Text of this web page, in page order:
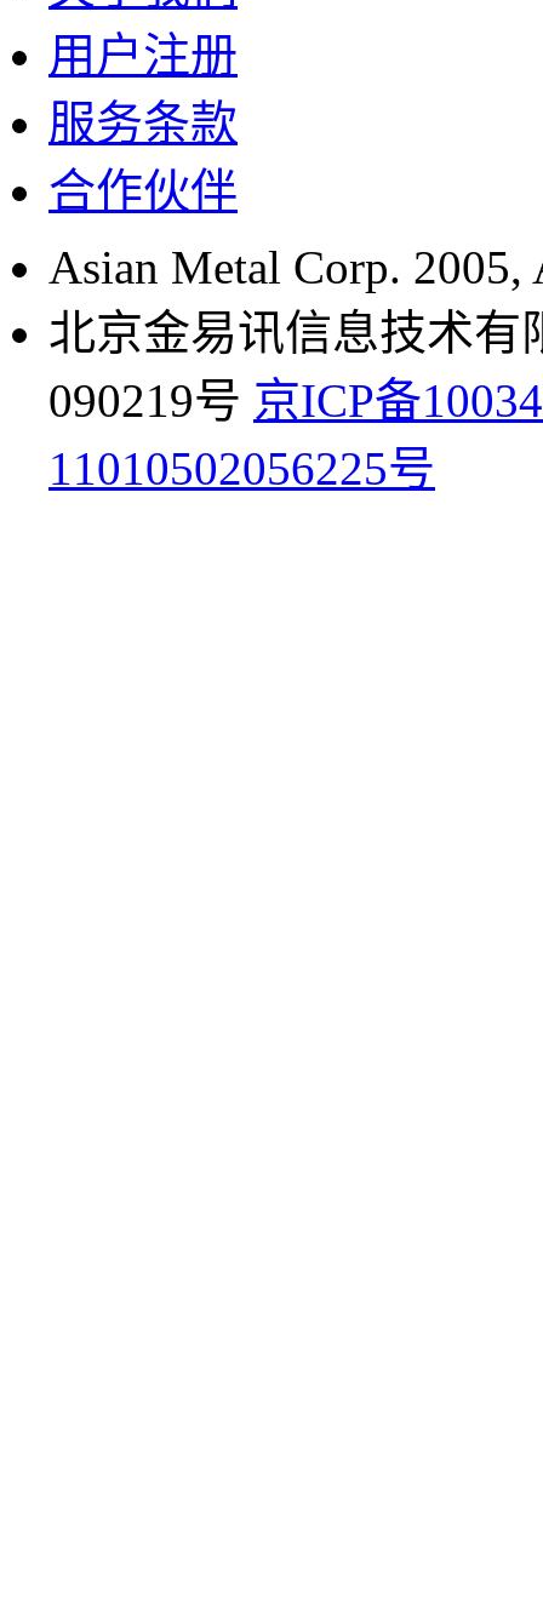
用户注册
服务条款
合作伙伴
Asian Metal Corp. 2005,
北京金易讯信息技术有
090219号 京ICP备
11010502056225号